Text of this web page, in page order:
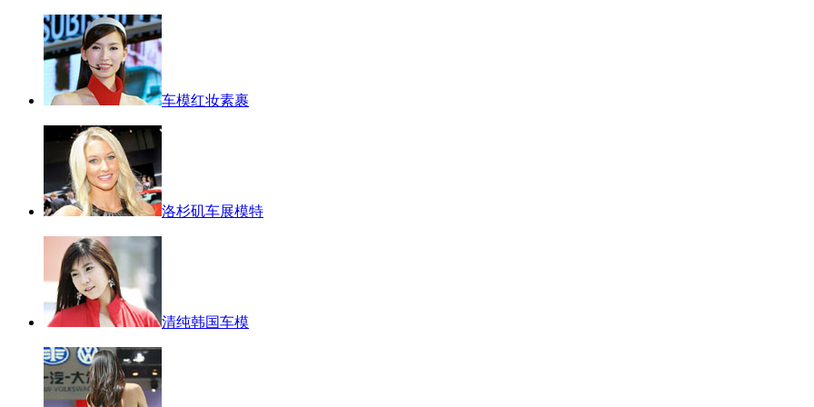
车模红妆素裹
洛杉矶车展模特
清纯韩国车模